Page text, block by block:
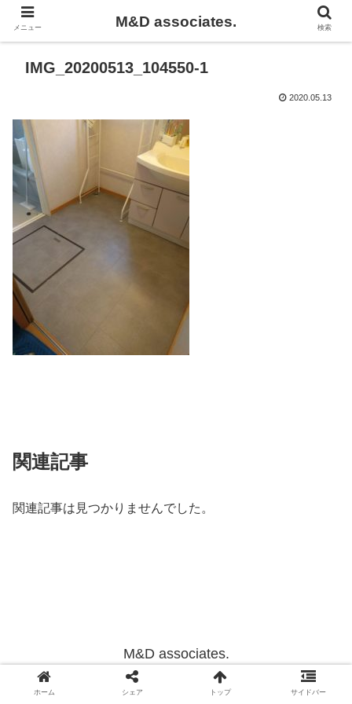
IMG_20200513_104550-1
2020.05.13
関連記事
関連記事は見つかりませんでした。
M&D associates.
Copyright © 2012-2022 M&D associates. All Rights Reserved.
メニュー M&D associates. 検索
ホーム シェア トップ サイドバー